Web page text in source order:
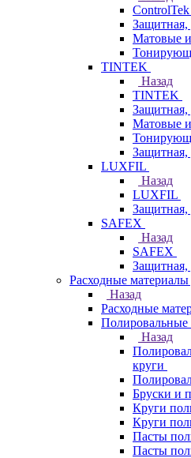
ControlTek
Защитная,
Матовые
TINTEK
Назад
TINTEK
Защитная,
Матовые
Защитная,
LUXFIL
Назад
LUXFIL
Защитная,
SAFEX
Назад
SAFEX
Защитная,
Расходные материалы
Назад
Расходные
Полировальные
Назад
круги
Бруски и
Круги
Круги
Пасты
Пасты